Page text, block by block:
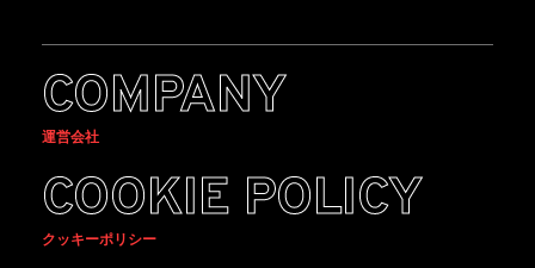
COMPANY
運営会社
COOKIE POLICY
クッキーポリシー